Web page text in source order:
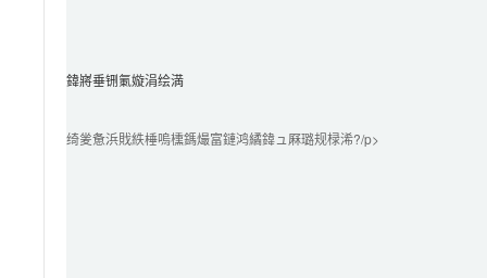
鍏嶈垂铏氭嫙涓绘満
绮夎惫浜戝紩棰嗚櫄鎷熶富鏈鸿繘鍏ュ厤璐规椂浠?/p>